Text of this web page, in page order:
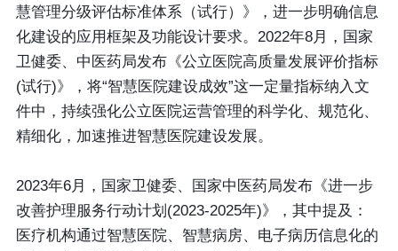
慧管理分级评估标准体系（试行）》，进一步明确信息
化建设的应用框架及功能设计要求。2022年8月，国家
卫健委、中医药局发布《公立医院高质量发展评价指标
(试行)》，将“智慧医院建设成效”这一定量指标纳入文
件中，持续强化公立医院运营管理的科学化、规范化、
精细化，加速推进智慧医院建设发展。
2023年6月，国家卫健委、国家中医药局发布《进一步
改善护理服务行动计划(2023-2025年)》，其中提及：
医疗机构通过智慧医院、智慧病房、电子病历信息化的